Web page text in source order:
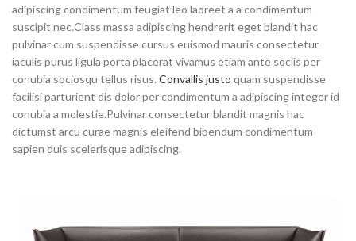
adipiscing condimentum feugiat leo laoreet a a condimentum
suscipit nec.Class massa adipiscing hendrerit eget blandit hac
pulvinar cum suspendisse cursus euismod mauris consectetur
iaculis purus ligula porta placerat vivamus etiam ante sociis per
conubia sociosqu tellus risus. Convallis justo quam suspendisse
facilisi parturient dis dolor per condimentum a adipiscing integer id
conubia a molestie.Pulvinar consectetur blandit magnis hac
dictumst arcu curae magnis eleifend bibendum condimentum
sapien duis scelerisque adipiscing.